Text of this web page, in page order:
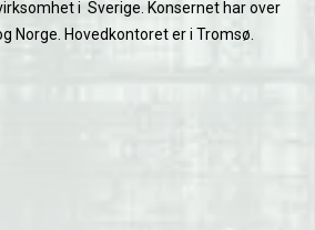
i Sverige. Konsernet har over
Norge. Hovedkontoret er i Tromsø.